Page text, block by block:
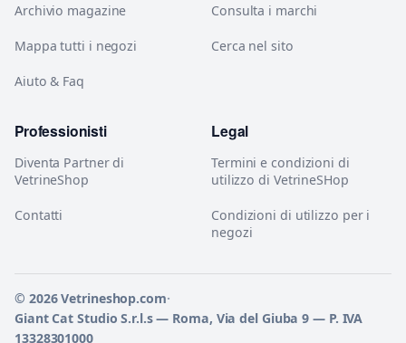
Archivio magazine
Mappa tutti i negozi
Aiuto & Faq
Consulta i marchi
Cerca nel sito
Professionisti
Diventa Partner di
VetrineShop
Contatti
Legal
Termini e condizioni di
utilizzo di VetrineSHop
Condizioni di utilizzo per i
negozi
© 2026 Vetrineshop.com·
Giant Cat Studio S.r.l.s — Roma, Via del Giuba 9 — P. IVA
13328301000